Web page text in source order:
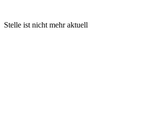
Stelle ist nicht mehr aktuell